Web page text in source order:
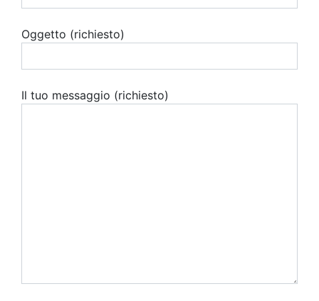
Oggetto (richiesto)
Il tuo messaggio (richiesto)